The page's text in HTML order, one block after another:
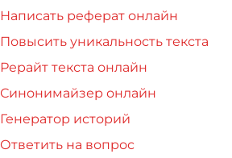
Написать реферат онлайн
Повысить уникальность текста
Рерайт текста онлайн
Синонимайзер онлайн
Генератор историй
Ответить на вопрос